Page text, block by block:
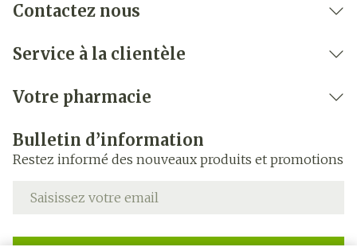
Contactez nous
Service à la clientèle
Votre pharmacie
Bulletin d’information
Restez informé des nouveaux produits et promotions
Adresse mail